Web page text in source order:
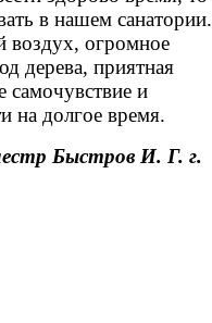
в нашем санатории.
воздух, огромное
дерева, приятная
самочувствие и
на долгое время.
Быстров И. Г. г.